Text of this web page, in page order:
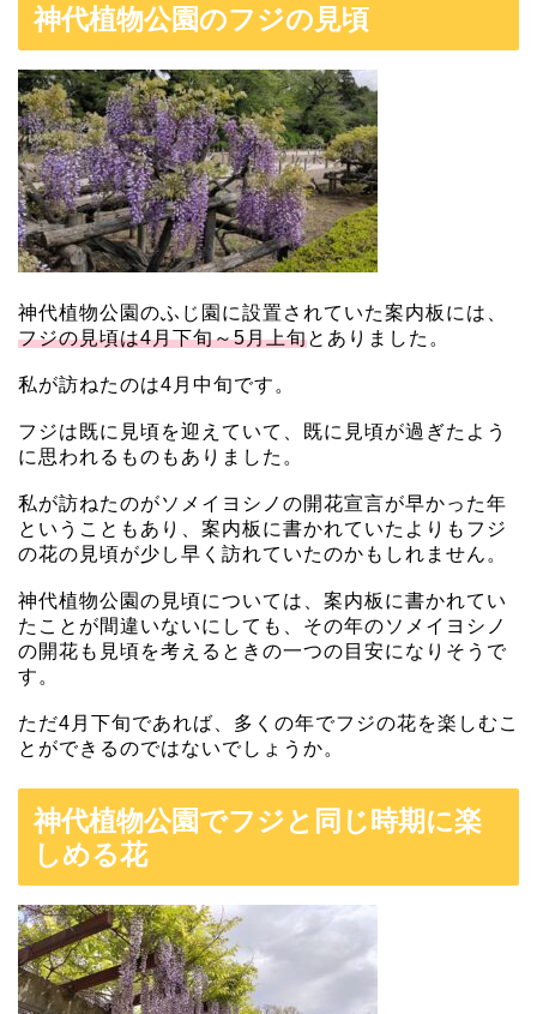
神代植物公園のフジの見頃
神代植物公園のふじ園に設置されていた案内板には、
フジの見頃は4月下旬～5月上旬とありました。
私が訪ねたのは4月中旬です。
フジは既に見頃を迎えていて、既に見頃が過ぎたよう
に思われるものもありました。
私が訪ねたのがソメイヨシノの開花宣言が早かった年
ということもあり、案内板に書かれていたよりもフジ
の花の見頃が少し早く訪れていたのかもしれません。
神代植物公園の見頃については、案内板に書かれてい
たことが間違いないにしても、その年のソメイヨシノ
の開花も見頃を考えるときの一つの目安になりそうで
す。
ただ4月下旬であれば、多くの年でフジの花を楽しむこ
とができるのではないでしょうか。
神代植物公園でフジと同じ時期に楽
しめる花